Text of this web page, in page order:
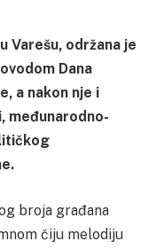
Varešu, održana je
Dana
a nakon nje i
međunarodno-
broja građana
čiju melodiju